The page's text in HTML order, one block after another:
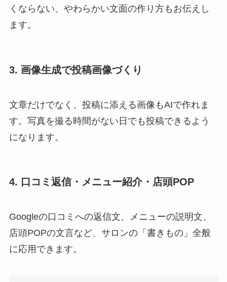
くならない、やわらかい文面の作り方もお伝えし
ます。
3. 画像生成で投稿画像づくり
文章だけでなく、投稿に添える画像もAIで作れま
す。写真を撮る時間がない日でも投稿できるよう
になります。
4. 口コミ返信・メニュー紹介・店頭POP
Googleの口コミへの返信文、メニューの説明文、
店頭POPの文言など、サロンの「書きもの」全般
に応用できます。